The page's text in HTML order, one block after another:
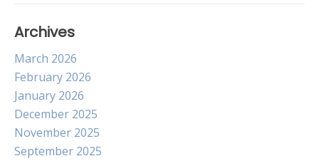
Archives
March 2026
February 2026
January 2026
December 2025
November 2025
September 2025